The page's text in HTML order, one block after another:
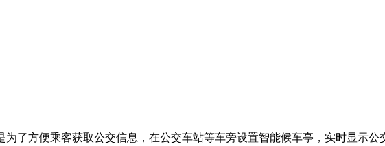
了方便乘客获取公交信息，在公交车站等车旁设置智能候车亭，实时显示公